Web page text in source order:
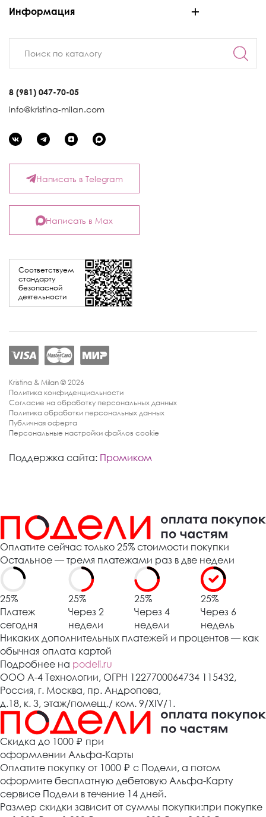
Информация
8 (981) 047-70-05
info@kristina-milan.com
Соответствуем
стандарту
безопасной
деятельности
Написать в Telegram
Написать в Max
Kristina & Milan © 2026
Политика конфиденциальности
Согласие на обработку персональных данных
Политика обработки персональных данных
Публичная оферта
Персональные настройки файлов cookie
Поддержка сайта: Промиком
Оплатите сейчас только 25% стоимости покупки
Остальное — тремя платежами раз в две недели
25%
Платеж
сегодня
25%
Через 2
недели
25%
Через 4
недели
25%
Через 6
недель
Никаких дополнительных платежей и процентов — как
обычная оплата картой
Подробнее на podeli.ru
ООО А-4 Технологии, ОГРН 1227700064734 115432,
Россия, г. Москва, пр. Андропова,
д.18, к. 3, этаж/помещ./ ком. 9/XIV/1.
Cкидка до 1000 ₽ при
оформлении Альфа-Карты
Оплатите покупку от 1000 ₽ с Подели, а потом
оформите бесплатную дебетовую Альфа-Карту
сервисе Подели в течение 14 дней.
Размер скидки зависит от суммы покупки:при покупке